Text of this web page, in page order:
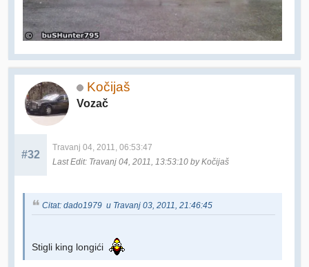
Kočijaš
Vozač
#32
Travanj 04, 2011, 06:53:47
Last Edit: Travanj 04, 2011, 13:53:10 by Kočijaš
Citat: dado1979 u Travanj 03, 2011, 21:46:45
Stigli king longići